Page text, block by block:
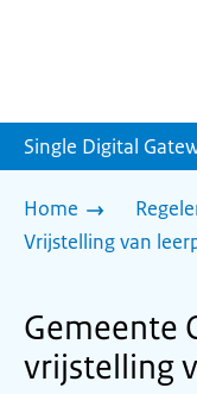
Single Digital
Home
Vrijstelling van
Gemeente
vrijstelling